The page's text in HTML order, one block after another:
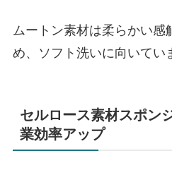
ムートン素材は柔らかい感
め、ソフト洗いに向いてい
セルロース素材スポン
業効率アップ